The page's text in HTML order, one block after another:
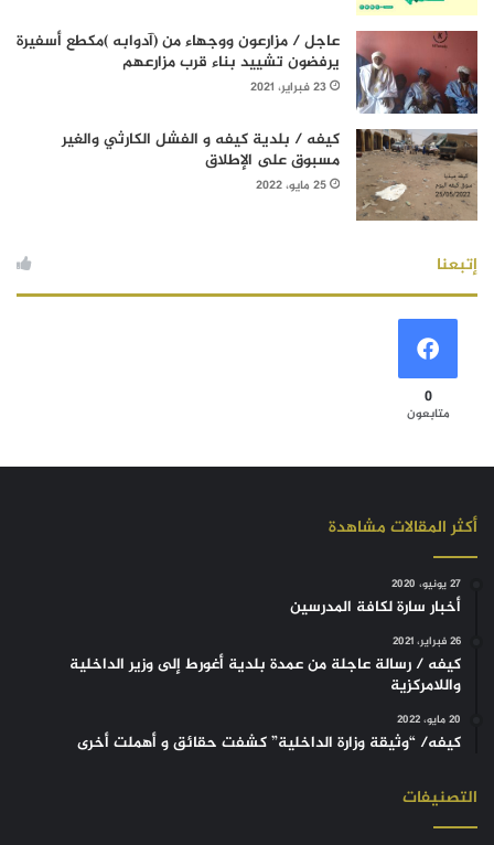
عاجل / مزارعون ووجهاء من (آدوابه )مكطع أسفيرة
يرفضون تشييد بناء قرب مزارعهم
23 فبراير، 2021
كيفه / بلدية كيفه و الفشل الكارثي والغير
مسبوق على الإطلاق
25 مايو، 2022
إتبعنا
0
متابعون
أكثر المقالات مشاهدة
27 يونيو، 2020
أخبار سارة لكافة المدرسين
26 فبراير، 2021
كيفه / رسالة عاجلة من عمدة بلدية أغورط إلى وزير الداخلية
واللامركزية
20 مايو، 2022
كيفه/ “وثيقة وزارة الداخلية” كشفت حقائق و أهملت أخرى
التصنيفات